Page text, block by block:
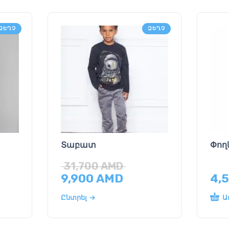
ԶԵՂՉ
Տաբատ
31,700AMD
9,900 AMD
Ընտրել